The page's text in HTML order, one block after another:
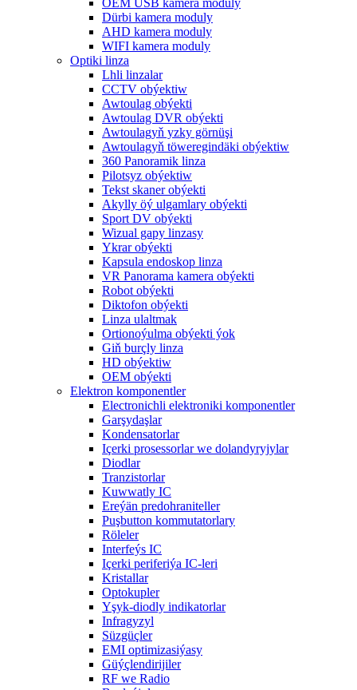
OEM USB kamera moduly
Dürbi kamera moduly
AHD kamera moduly
WIFI kamera moduly
Optiki linza
Lhli linzalar
CCTV obýektiw
Awtoulag obýekti
Awtoulag DVR obýekti
Awtoulagyň yzky görnüşi
Awtoulagyň töweregindäki obýektiw
360 Panoramik linza
Pilotsyz obýektiw
Tekst skaner obýekti
Akylly öý ulgamlary obýekti
Sport DV obýekti
Wizual gapy linzasy
Ykrar obýekti
Kapsula endoskop linza
VR Panorama kamera obýekti
Robot obýekti
Diktofon obýekti
Linza ulaltmak
Ortionoýulma obýekti ýok
Giň burçly linza
HD obýektiw
OEM obýekti
Elektron komponentler
Electronichli elektroniki komponentler
Garşydaşlar
Kondensatorlar
Içerki prosessorlar we dolandyryjylar
Diodlar
Tranzistorlar
Kuwwatly IC
Ereýän predohraniteller
Puşbutton kommutatorlary
Röleler
Interfeýs IC
Içerki periferiýa IC-leri
Kristallar
Optokupler
Yşyk-diodly indikatorlar
Infragyzyl
Süzgüçler
EMI optimizasiýasy
Güýçlendirijiler
RF we Radio